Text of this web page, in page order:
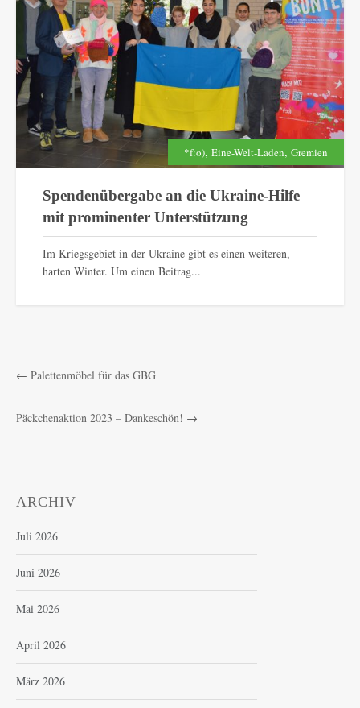
*f:o), Eine-Welt-Laden, Gremien
Spendenübergabe an die Ukraine-Hilfe
mit prominenter Unterstützung
Im Kriegsgebiet in der Ukraine gibt es einen weiteren,
harten Winter. Um einen Beitrag...
← Palettenmöbel für das GBG
Päckchenaktion 2023 – Dankeschön! →
ARCHIV
Juli 2026
Juni 2026
Mai 2026
April 2026
März 2026